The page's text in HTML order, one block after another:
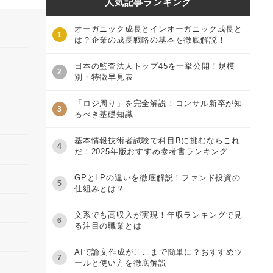
1
オーガニック成長とインオーガニック成長と
は？企業の成長戦略の基本を徹底解説！
2
日本の監査法人トップ45を一挙公開！規模
別・特徴早見表
3
「ロジ周り」を完全解説！コンサル新卒が知
るべき基礎知識
4
基本情報技術者試験で科目Bに挑むならこれ
だ！2025年版おすすめ参考書ランキング
5
GPとLPの違いを徹底解説！ファンド投資の
仕組みとは？
6
文系でも高収入が実現！年収ランキングで見
る注目の職業とは
7
AIで論文作成がここまで簡単に？おすすめツ
ールと使い方を徹底解説